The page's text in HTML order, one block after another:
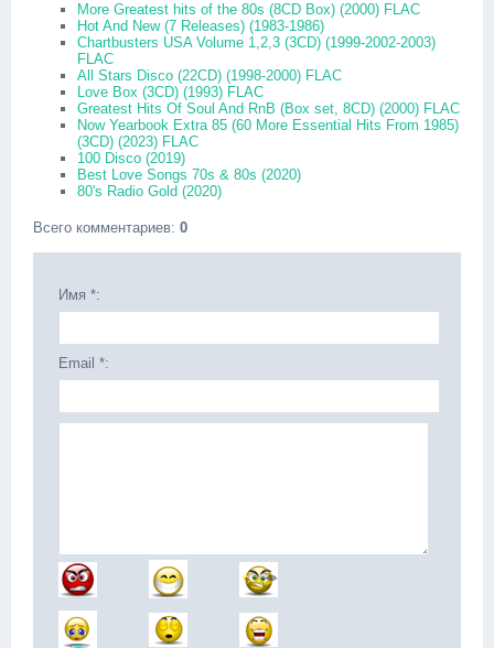
More Greatest hits of the 80s (8CD Box) (2000) FLAC
Hot And New (7 Releases) (1983-1986)
Chartbusters USA Volume 1,2,3 (3CD) (1999-2002-2003)
FLAC
All Stars Disco (22CD) (1998-2000) FLAC
Love Box (3CD) (1993) FLAC
Greatest Hits Of Soul And RnB (Box set, 8CD) (2000) FLAC
Now Yearbook Extra 85 (60 More Essential Hits From 1985)
(3CD) (2023) FLAC
100 Disco (2019)
Best Love Songs 70s & 80s (2020)
80's Radio Gold (2020)
Всего комментариев: 0
Имя *:
Email *: